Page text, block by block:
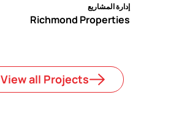
إدارة المشاريع
Richmond Properties
View all Projects